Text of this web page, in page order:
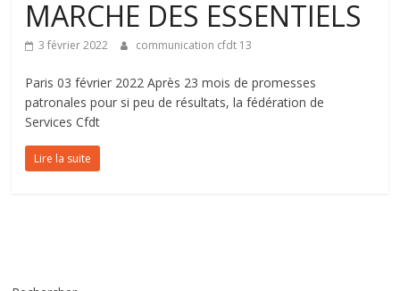
MARCHE DES ESSENTIELS
3 février 2022 communication cfdt 13
Paris 03 février 2022 Après 23 mois de promesses
patronales pour si peu de résultats, la fédération de
Services Cfdt
Lire la suite